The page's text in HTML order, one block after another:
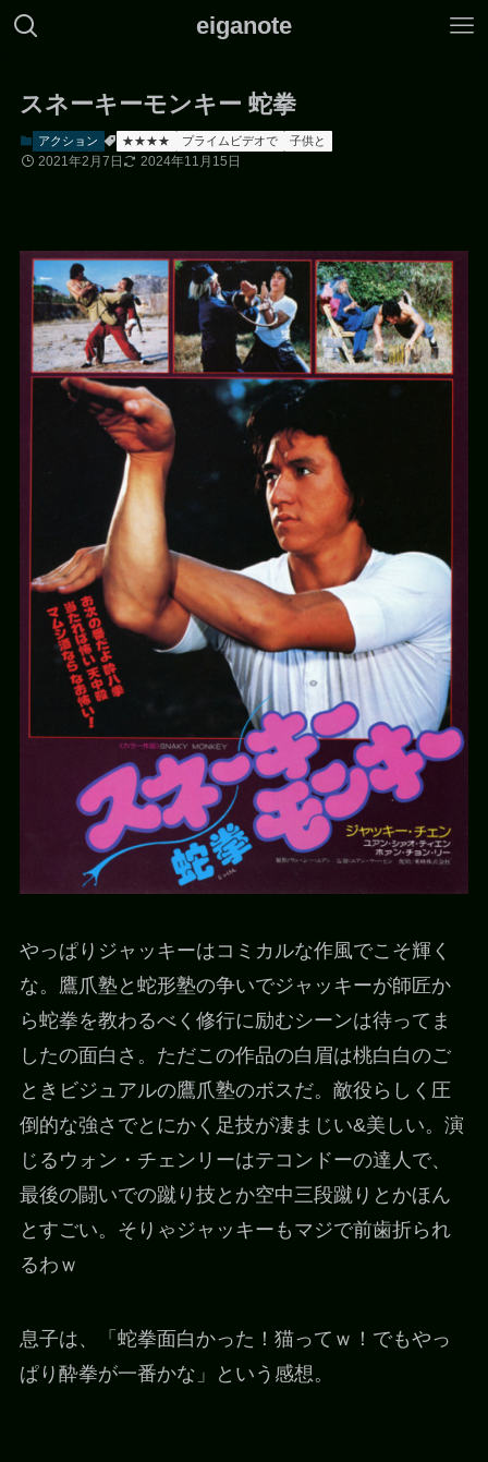
eiganote
スネーキーモンキー 蛇拳
アクション ★★★★ プライムビデオで 子供と
2021年2月7日 2024年11月15日
やっぱりジャッキーはコミカルな作風でこそ輝く
な。鷹爪塾と蛇形塾の争いでジャッキーが師匠か
ら蛇拳を教わるべく修行に励むシーンは待ってま
したの面白さ。ただこの作品の白眉は桃白白のご
ときビジュアルの鷹爪塾のボスだ。敵役らしく圧
倒的な強さでとにかく足技が凄まじい&美しい。演
じるウォン・チェンリーはテコンドーの達人で、
最後の闘いでの蹴り技とか空中三段蹴りとかほん
とすごい。そりゃジャッキーもマジで前歯折られ
るわｗ
息子は、「蛇拳面白かった！猫ってｗ！でもやっ
ぱり酔拳が一番かな」という感想。